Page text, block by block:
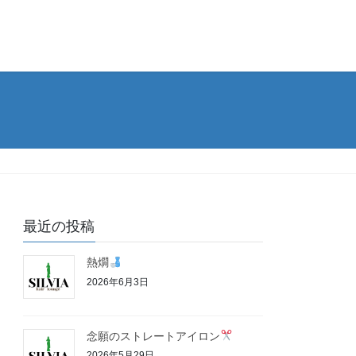
最近の投稿
熱燗
2026年6月3日
念願のストレートアイロン